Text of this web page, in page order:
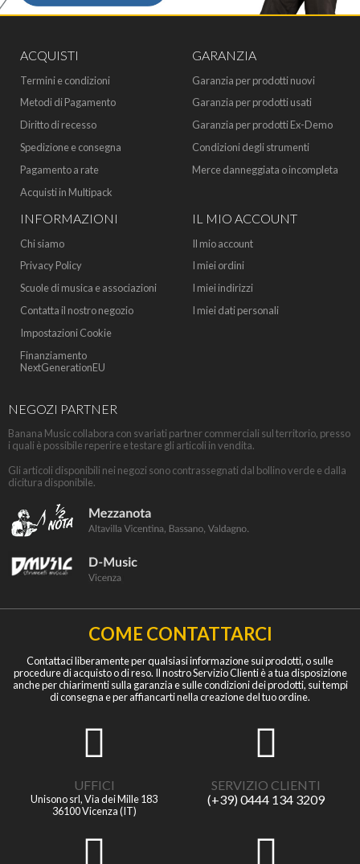
ACQUISTI
Termini e condizioni
Metodi di Pagamento
Diritto di recesso
Spedizione e consegna
Pagamento a rate
Acquisti in Multipack
GARANZIA
Garanzia per prodotti nuovi
Garanzia per prodotti usati
Garanzia per prodotti Ex-Demo
Condizioni degli strumenti
Merce danneggiata o incompleta
INFORMAZIONI
Chi siamo
Privacy Policy
Scuole di musica e associazioni
Contatta il nostro negozio
Impostazioni Cookie
Finanziamento
NextGenerationEU
IL MIO ACCOUNT
Il mio account
I miei ordini
I miei indirizzi
I miei dati personali
NEGOZI PARTNER
Banana Music collabora con svariati partner commerciali sul territorio, presso
i quali è possibile reperire e testare gli articoli in vendita.
Gli articoli disponibili nei negozi sono contrassegnati dal bollino verde e dalla
dicitura disponibile.
COME CONTATTARCI
Contattaci liberamente per qualsiasi informazione sui prodotti, o sulle
procedure di acquisto o di reso. Il nostro Servizio Clienti è a tua disposizione
anche per chiarimenti sulla garanzia e sulle condizioni dei prodotti, sui tempi
di consegna e per affiancarti nella creazione del tuo ordine.
UFFICI
Unisono srl, Via dei Mille 183
36100 Vicenza (IT)
SERVIZIO CLIENTI
(+39) 0444 134 3209